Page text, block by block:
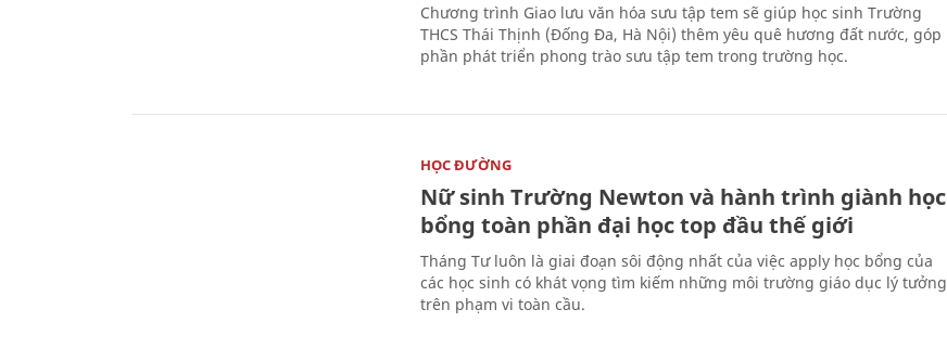
Chương trình Giao lưu văn hóa sưu tập tem sẽ giúp học sinh Trường
THCS Thái Thịnh (Đống Đa, Hà Nội) thêm yêu quê hương đất nước, góp
phần phát triển phong trào sưu tập tem trong trường học.
HỌC ĐƯỜNG
Nữ sinh Trường Newton và hành trình giành học
bổng toàn phần đại học top đầu thế giới
Tháng Tư luôn là giai đoạn sôi động nhất của việc apply học bổng của
các học sinh có khát vọng tìm kiếm những môi trường giáo dục lý tưởng
trên phạm vi toàn cầu.